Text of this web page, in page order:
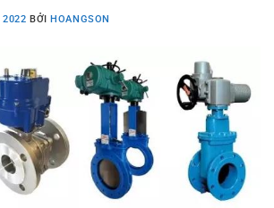
2022 BỞIHOANGSON